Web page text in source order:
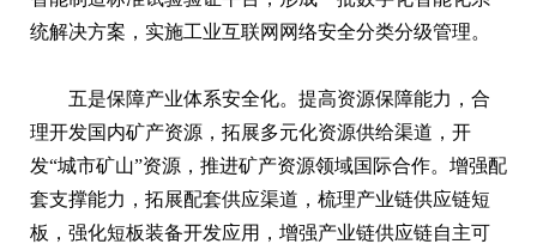
统解决方案，实施工业互联网网络安全分类分级管理。
五是保障产业体系安全化。提高资源保障能力，合
理开发国内矿产资源，拓展多元化资源供给渠道，开
发“城市矿山”资源，推进矿产资源领域国际合作。增强配
套支撑能力，拓展配套供应渠道，梳理产业链供应链短
板，强化短板装备开发应用，增强产业链供应链自主可